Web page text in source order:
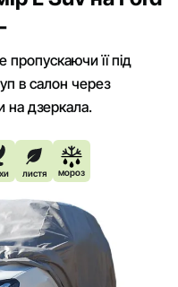
пропускаючи її під
в салон через
на дзеркала.
листя мороз